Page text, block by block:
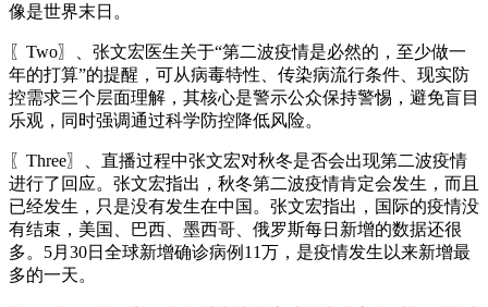
像是世界末日。
〖Two〗、张文宏医生关于“第二波疫情是必然的，至少做一
年的打算”的提醒，可从病毒特性、传染病流行条件、现实防
控需求三个层面理解，其核心是警示公众保持警惕，避免盲目
乐观，同时强调通过科学防控降低风险。
〖Three〗、直播过程中张文宏对秋冬是否会出现第二波疫情
进行了回应。张文宏指出，秋冬第二波疫情肯定会发生，而且
已经发生，只是没有发生在中国。张文宏指出，国际的疫情没
有结束，美国、巴西、墨西哥、俄罗斯每日新增的数据还很
多。5月30日全球新增确诊病例11万，是疫情发生以来新增最
多的一天。